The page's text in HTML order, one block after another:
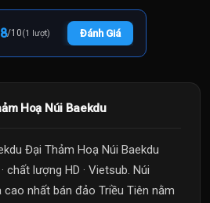
/10(1 lượt) Đánh Giá
Hoạ Núi Baekdu
Đại Thảm Hoạ Núi Baekdu
lượng HD · Vietsub. Núi
cao nhất bán đảo Triều Tiên nằm